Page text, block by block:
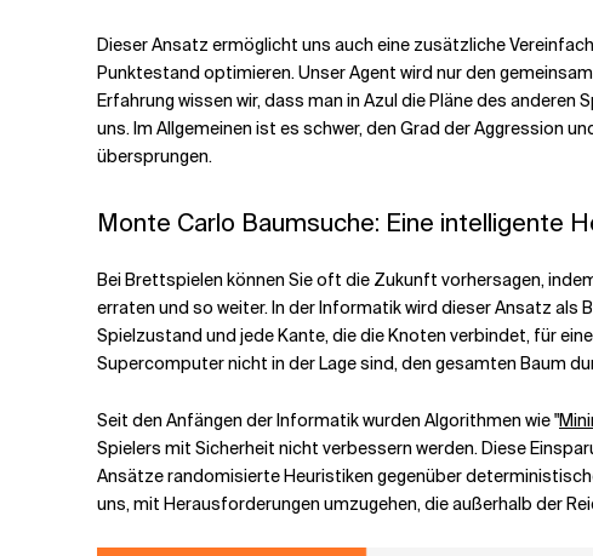
Dieser Ansatz ermöglicht uns auch eine zusätzliche
Punktestand optimieren. Unser Agent wird nur den
Erfahrung wissen wir, dass man in Azul die Pläne des
uns. Im Allgemeinen ist es schwer, den Grad der Aggression
übersprungen.
Monte Carlo Baumsuche: Eine intelligente
Bei Brettspielen können Sie oft die Zukunft vorhersagen,
erraten und so weiter. In der Informatik wird dieser Ansatz
Spielzustand und jede Kante, die die Knoten verbindet, für
Supercomputer nicht in der Lage sind, den gesamten Baum
Seit den Anfängen der Informatik wurden Algorithmen wie "
Spielers mit Sicherheit nicht verbessern werden. Diese
Ansätze randomisierte Heuristiken gegenüber
uns, mit Herausforderungen umzugehen, die außerhalb der